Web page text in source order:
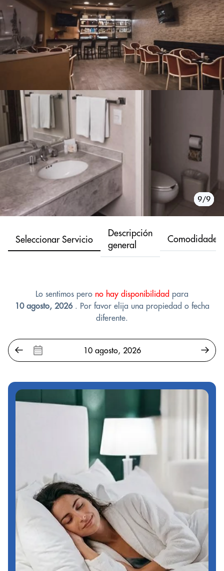
1/9
2/9
3/9
4/9
5/9
6/9
7/9
8/9
9/9
Seleccionar Servicio
Descripción
general
Comodidades
Lo sentimos pero no hay disponibilidad para
10 agosto, 2026. Por favor elija una propiedad o fecha
diferente.